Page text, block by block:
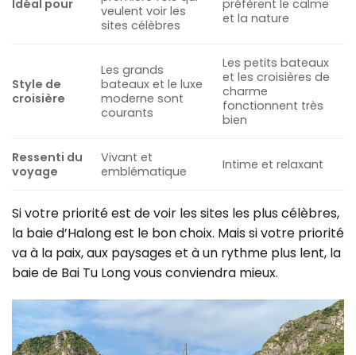
Idéal pour
veulent voir les
sites célèbres
préfèrent le calme
et la nature
Style de
croisière
Les grands
bateaux et le luxe
moderne sont
courants
Les petits bateaux
et les croisières de
charme
fonctionnent très
bien
Ressenti du
voyage
Vivant et
emblématique
Intime et relaxant
Si votre priorité est de voir les sites les plus célèbres,
la baie d’Halong est le bon choix. Mais si votre priorité
va à la paix, aux paysages et à un rythme plus lent, la
baie de Bai Tu Long vous conviendra mieux.